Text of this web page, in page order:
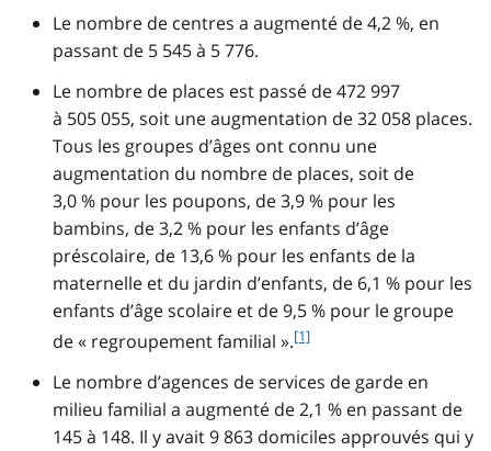
Le nombre de centres a augmenté de 4,2 %, en
passant de 5 545 à 5 776.
Le nombre de places est passé de 472 997
à 505 055, soit une augmentation de 32 058 places.
Tous les groupes d’âges ont connu une
augmentation du nombre de places, soit de
3,0 % pour les poupons, de 3,9 % pour les
bambins, de 3,2 % pour les enfants d’âge
préscolaire, de 13,6 % pour les enfants de la
maternelle et du jardin d’enfants, de 6,1 % pour les
enfants d’âge scolaire et de 9,5 % pour le groupe
de « regroupement familial ».f
o
n
[1]
Le nombre d’agences de services de garde en
milieu familial a augmenté de 2,1 % en passant de
145 à 148. Il y avait 9 863 domiciles approuvés qui y